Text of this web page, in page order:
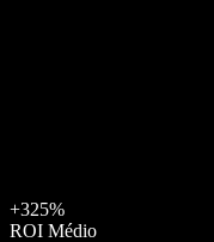
+325%
ROI Médio